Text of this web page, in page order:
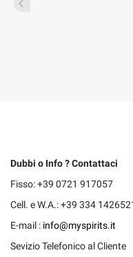
Dubbi o Info ? Contattaci
Fisso: +39 0721 917057
Cell. e W.A.: +39 334
E-mail : info@myspirits.it
Sevizio Telefonico al Cliente